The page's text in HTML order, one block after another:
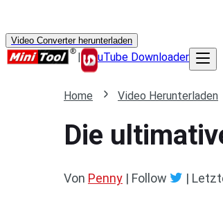
Video Converter herunterladen
| uTube Downloader
Home Video Herunterladen
Die
Von Penny | Follow |